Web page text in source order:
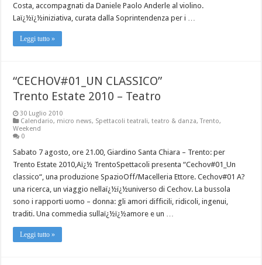
Costa, accompagnati da Daniele Paolo Anderle al violino.
Laï¿½ï¿½iniziativa, curata dalla Soprintendenza per i …
Leggi tutto »
“CECHOV#01_UN CLASSICO”
Trento Estate 2010 – Teatro
30 Luglio 2010
Calendario, micro news, Spettacoli teatrali,teatro & danza,Trento,
Weekend
0
Sabato 7 agosto, ore 21.00, Giardino Santa Chiara – Trento: per
Trento Estate 2010,Aï¿½ TrentoSpettacoli presenta “Cechov#01_Un
classico“, una produzione SpazioOff/Macelleria Ettore. Cechov#01 A?
una ricerca, un viaggio nellaï¿½ï¿½universo di Cechov. La bussola
sono i rapporti uomo – donna: gli amori difficili, ridicoli, ingenui,
traditi. Una commedia sullaï¿½ï¿½amore e un …
Leggi tutto »